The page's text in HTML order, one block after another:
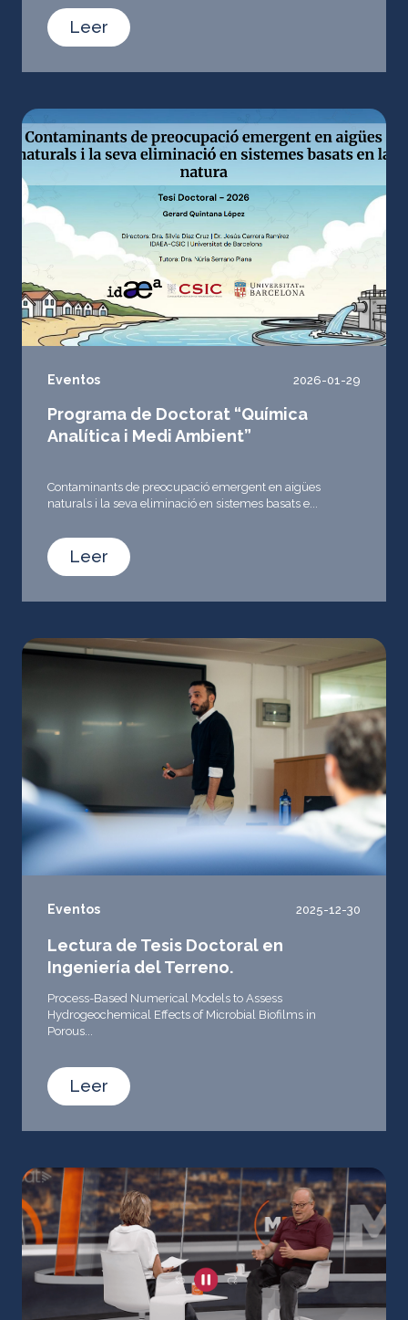
Leer
Eventos 2026-01-29
Programa de Doctorat “Química
Analítica i Medi Ambient”
Contaminants de preocupació emergent en aigües
naturals i la seva eliminació en sistemes basats e...
Leer
Eventos 2025-12-30
Lectura de Tesis Doctoral en
Ingeniería del Terreno.
Process-Based Numerical Models to Assess
Hydrogeochemical Effects of Microbial Biofilms in
Porous...
Leer